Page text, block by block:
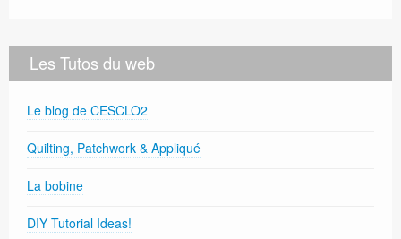
Les Tutos du web
Le blog de CESCLO2
Quilting, Patchwork & Appliqué
La bobine
DIY Tutorial Ideas!